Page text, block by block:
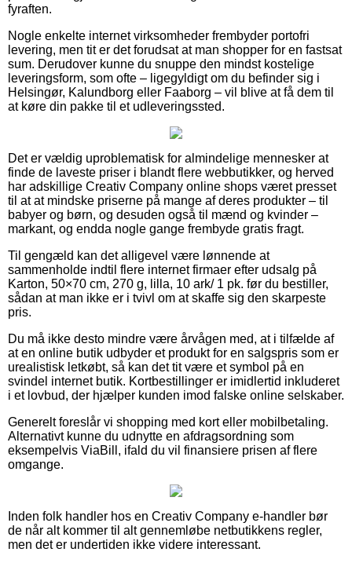
fyraften.
Nogle enkelte internet virksomheder frembyder portofri
levering, men tit er det forudsat at man shopper for en fastsat
sum. Derudover kunne du snuppe den mindst kostelige
leveringsform, som ofte – ligegyldigt om du befinder sig i
Helsingør, Kalundborg eller Faaborg – vil blive at få dem til
at køre din pakke til et udleveringssted.
Det er vældig uproblematisk for almindelige mennesker at
finde de laveste priser i blandt flere webbutikker, og herved
har adskillige Creativ Company online shops været presset
til at at mindske priserne på mange af deres produkter – til
babyer og børn, og desuden også til mænd og kvinder –
markant, og endda nogle gange frembyde gratis fragt.
Til gengæld kan det alligevel være lønnende at
sammenholde indtil flere internet firmaer efter udsalg på
Karton, 50×70 cm, 270 g, lilla, 10 ark/ 1 pk. før du bestiller,
sådan at man ikke er i tvivl om at skaffe sig den skarpeste
pris.
Du må ikke desto mindre være årvågen med, at i tilfælde af
at en online butik udbyder et produkt for en salgspris som er
urealistisk letkøbt, så kan det tit være et symbol på en
svindel internet butik. Kortbestillinger er imidlertid inkluderet
i et lovbud, der hjælper kunden imod falske online selskaber.
Generelt foreslår vi shopping med kort eller mobilbetaling.
Alternativt kunne du udnytte en afdragsordning som
eksempelvis ViaBill, ifald du vil finansiere prisen af flere
omgange.
Inden folk handler hos en Creativ Company e-handler bør
de når alt kommer til alt gennemløbe netbutikkens regler,
men det er undertiden ikke videre interessant.